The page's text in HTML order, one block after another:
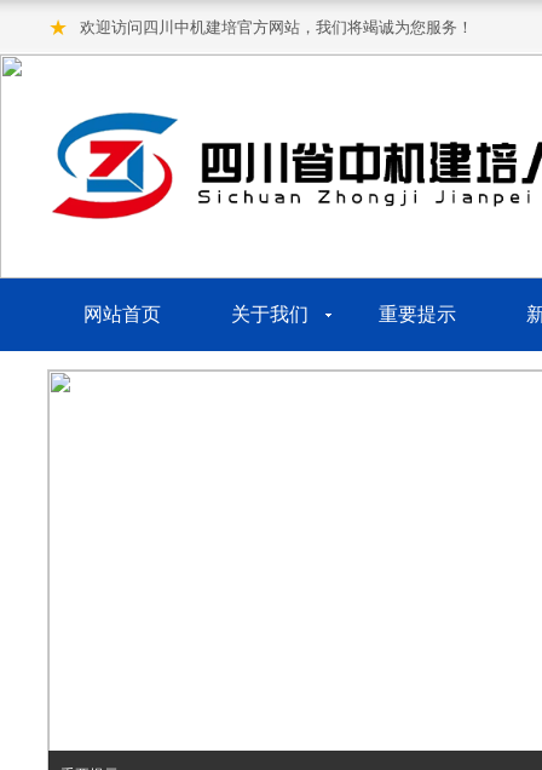
★ 欢迎访问四川中机建培官方网站，我们将竭诚为您服务！
网站首页 关于我们 重要提示